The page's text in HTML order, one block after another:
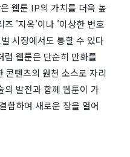
웹툰 IP의 가치를 더욱 높
즈 '지옥'이나 '이상한 변호
시장에서도 통할 수 있다
럼 웹툰은 단순히 만화를
콘텐츠의 원천 소스로 자리
의 발전과 함께 웹툰이 가
합하여 새로운 장을 열어